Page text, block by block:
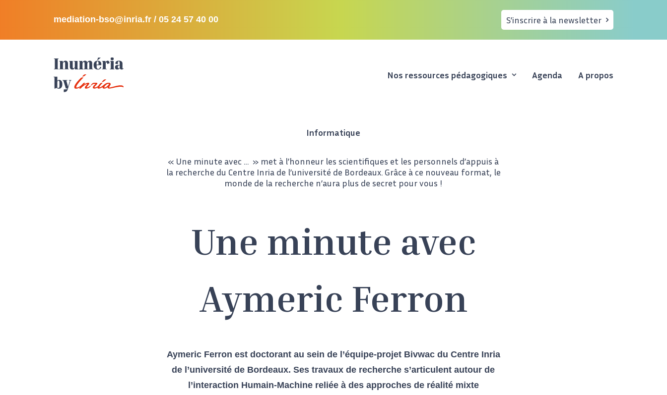
mediation-bso@inria.fr / 05 24 57 40 00 S’inscrire à la newsletter
Nos ressources pédagogiques Agenda A propos
Informatique
« Une minute avec … » met à l’honneur les scientifiques et les personnels d’appuis à
la recherche du Centre Inria de l’université de Bordeaux. Grâce à ce nouveau format, le
monde de la recherche n’aura plus de secret pour vous !
Une minute avec
Aymeric Ferron
Aymeric Ferron est doctorant au sein de l’équipe-projet Bivwac du Centre Inria
de l’université de Bordeaux. Ses travaux de recherche s’articulent autour de
l’interaction Humain-Machine reliée à des approches de réalité mixte